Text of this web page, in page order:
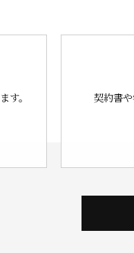
す。 契約書